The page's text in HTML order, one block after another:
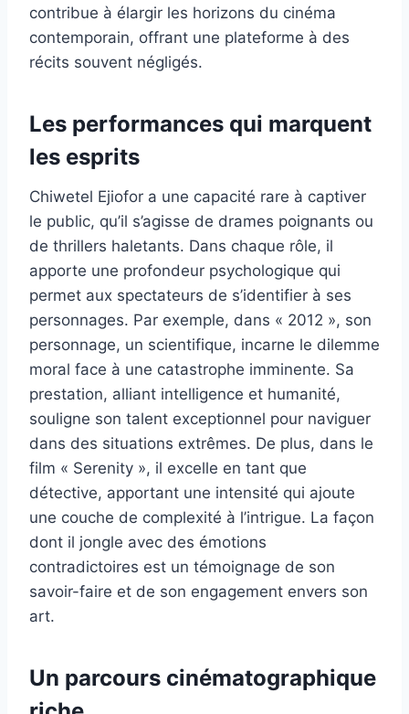
contribue à élargir les horizons du cinéma
contemporain, offrant une plateforme à des
récits souvent négligés.
Les performances qui marquent
les esprits
Chiwetel Ejiofor a une capacité rare à captiver
le public, qu’il s’agisse de drames poignants ou
de thrillers haletants. Dans chaque rôle, il
apporte une profondeur psychologique qui
permet aux spectateurs de s’identifier à ses
personnages. Par exemple, dans « 2012 », son
personnage, un scientifique, incarne le dilemme
moral face à une catastrophe imminente. Sa
prestation, alliant intelligence et humanité,
souligne son talent exceptionnel pour naviguer
dans des situations extrêmes. De plus, dans le
film « Serenity », il excelle en tant que
détective, apportant une intensité qui ajoute
une couche de complexité à l’intrigue. La façon
dont il jongle avec des émotions
contradictoires est un témoignage de son
savoir-faire et de son engagement envers son
art.
Un parcours cinématographique